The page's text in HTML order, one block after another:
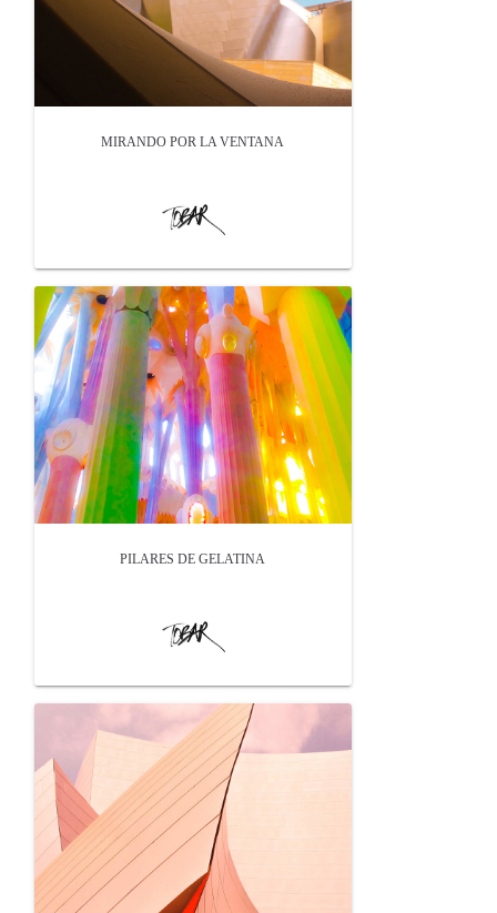
MIRANDO POR LA VENTANA
PILARES DE GELATINA